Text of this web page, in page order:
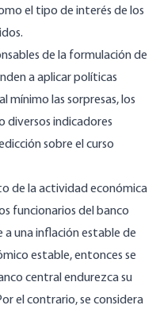
el tipo de interés de los
de la formulación de
a aplicar políticas
mínimo las sorpresas, los
diversos indicadores
sobre el curso
de la actividad económica
funcionarios del banco
una inflación estable de
estable, entonces se
central endurezca su
el contrario, se considera